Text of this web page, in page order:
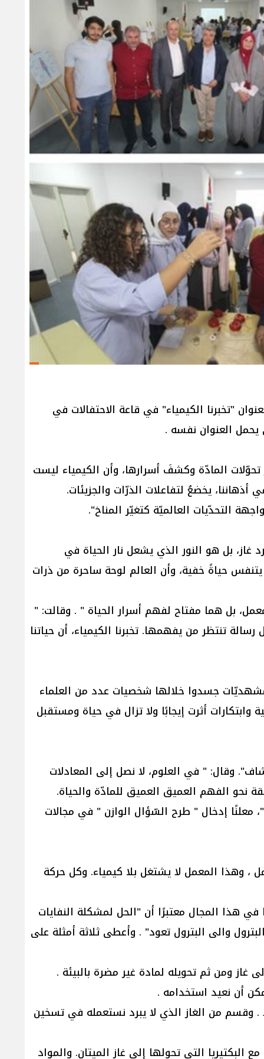
"تخبرنا الكيمياء" في قاعة الاحتفالات في
يحمل العنوان نفسه .
المادّة وكشفَ أسرارها، وأن الكيمياء ليست
يخضعُ لتفاعلات الذرّات والجزيئات.
التحدّيات العالميّة كتغيّر المناخ".
غاز، بل هو النور الذي يشعل نار الحياة في
يتنفس حياةً خفية، وأن العالم لوحة ساحرة من ذرات
بل هما مفتاح لفهم أسرار الحياة " . وقالت: "
تنتظر من يفهمها. تخبرنا الكيمياء، أن حياتنا
جسدوا خلالها شخصيات عدد من العلماء
أثرت إيجابًا ولا تزال في حياة ومستقبل
وقال: " في العلوم، لا نصل إلى المعادلات
نحو الفهم العميق العميق للمادّة والحياة.
معلنًا إدخال " طرح السّؤال الوازن " في مجالات
، وهذا المعمل لا يشتغل بلا كيمياء. وكل حركة
هذا المجال معتبرًا أن "الحل لمشكلة النفايات
والى البترول تعود" . وأعطى ثلاثة أمثلة على
غاز ومن ثم تحويله لمادة غير مضرة بالبيئة .
أن نعيد استخدامه .
. وقسم من الغاز الذي لا يبرد نستعمله في تسخين
التي تحولها إلى غاز الميتان. والمواد